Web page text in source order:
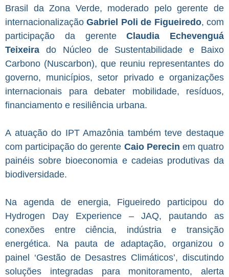
Brasil da Zona Verde, moderado pelo gerente de
internacionalizaçãoGabriel Poli de Figueiredo, com
participação da gerenteClaudia Echevenguá
Teixeira do Núcleo de Sustentabilidade e Baixo
Carbono (Nuscarbon), que reuniu representantes do
governo, municípios, setor privado e organizações
internacionais para debater mobilidade, resíduos,
financiamento e resiliência urbana.
A atuação do IPT Amazônia também teve destaque
com participação do gerente Caio Perecin em quatro
painéis sobre bioeconomia e cadeias produtivas da
biodiversidade.
Na agenda de energia, Figueiredo participou do
Hydrogen Day Experience – JAQ, pautando as
conexões entre ciência, indústria e transição
energética. Na pauta de adaptação, organizou o
painel ‘Gestão de Desastres Climáticos’, discutindo
soluções integradas para monitoramento, alerta